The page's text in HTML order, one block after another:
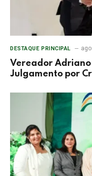
DESTAQUE PRINCIPAL
Vereador Adriano
Julgamento por